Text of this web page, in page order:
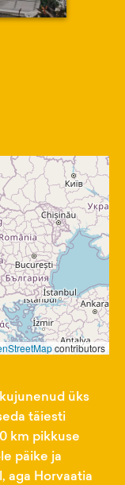
contributors
üks
täiesti
km pikkuse
päike ja
aga Horvaatia